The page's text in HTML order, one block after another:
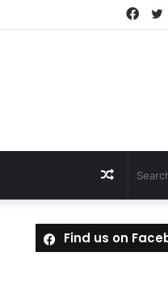
Random
Article
Find us on